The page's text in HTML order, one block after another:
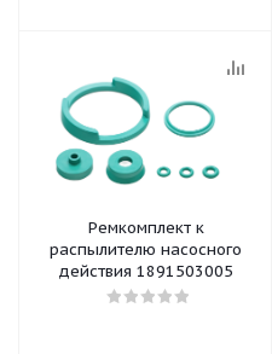
Ремкомплект к
распылителю насосного
действия 1891503005